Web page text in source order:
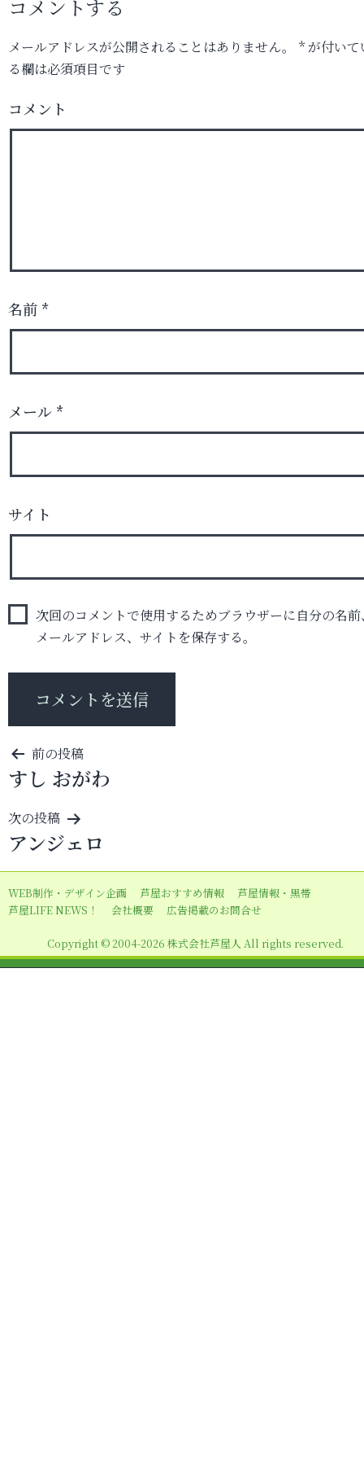
コメントする
メールアドレスが公開されることはありません。 *が付いて
る欄は必須項目です
コメント
名前 *
メール *
サイト
次回のコメントで使用するためブラウザーに自分の名前
メールアドレス、サイトを保存する。
投
稿
ナ
ビ
ゲ
ー
シ
ン
前の投稿
すし おがわ
次の投稿
アンジェロ
WEB制作・デザイン企画 芦屋おすすめ情報
芦屋情報・黒帯
芦屋LIFE NEWS！
会社概要 広告掲載のお問合せ
Copyright © 2004-2026 株式会社芦屋人 All rights reserved.